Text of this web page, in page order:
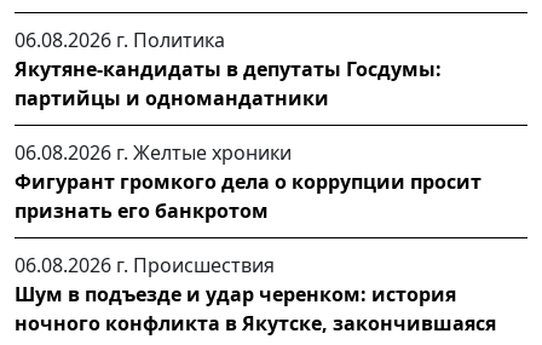
06.08.2026 г. Политика
Якутяне-кандидаты в депутаты Госдумы:
партийцы и одномандатники
06.08.2026 г. Желтые хроники
Фигурант громкого дела о коррупции просит
признать его банкротом
06.08.2026 г. Происшествия
Шум в подъезде и удар черенком: история
ночного конфликта в Якутске, закончившаяся